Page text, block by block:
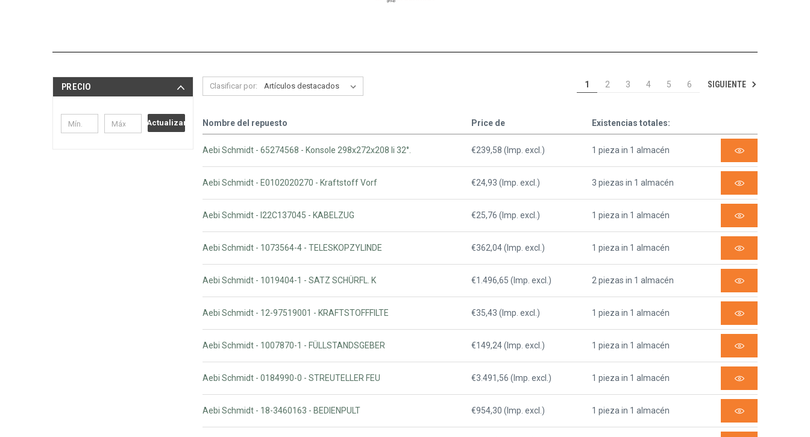
PRECIO
Actualizar
Clasificar por: 1 2 3 4 5 6 SIGUIENTE
Nombre del repuesto Price de Existencias totales:
Aebi Schmidt - 65274568 - Konsole 298x272x208 li 32°. €239,58 (Imp. excl.) 1 pieza in 1 almacén
Aebi Schmidt - E0102020270 - Kraftstoff Vorf €24,93 (Imp. excl.) 3 piezas in 1 almacén
Aebi Schmidt - I22C137045 - KABELZUG €25,76 (Imp. excl.) 1 pieza in 1 almacén
Aebi Schmidt - 1073564-4 - TELESKOPZYLINDE €362,04 (Imp. excl.) 1 pieza in 1 almacén
Aebi Schmidt - 1019404-1 - SATZ SCHÜRFL. K €1.496,65 (Imp. excl.) 2 piezas in 1 almacén
Aebi Schmidt - 12-97519001 - KRAFTSTOFFFILTE €35,43 (Imp. excl.) 1 pieza in 1 almacén
Aebi Schmidt - 1007870-1 - FÜLLSTANDSGEBER €149,24 (Imp. excl.) 1 pieza in 1 almacén
Aebi Schmidt - 0184990-0 - STREUTELLER FEU €3.491,56 (Imp. excl.) 1 pieza in 1 almacén
Aebi Schmidt - 18-3460163 - BEDIENPULT €954,30 (Imp. excl.) 1 pieza in 1 almacén